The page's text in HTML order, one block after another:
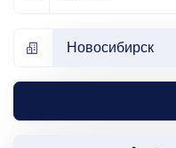
Новосибирск